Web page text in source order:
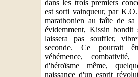
dans les trois premiers
est sorti vainqueur, par
marathonien au faîte de sa
évidemment, Kissin
laissera pas souffler,
seconde. Ce pourrait
véhémence,
d'héroïsme même,
naissance d'un esprit